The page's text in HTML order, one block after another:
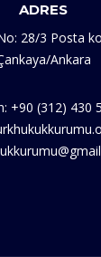
ADRES
28/3 Posta
Ankara
+90 (312) 430